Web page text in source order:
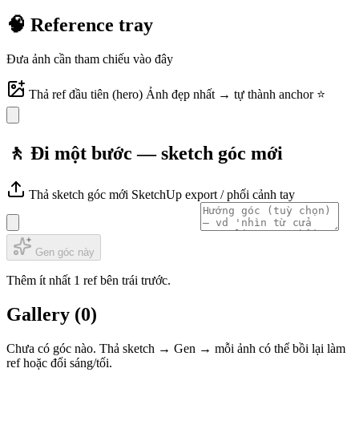
🧠 Reference tray
Đưa ảnh cần tham chiếu vào đây
Thả ref đầu tiên (hero) Ảnh đẹp nhất → tự thành anchor ⭐
🚶 Đi một bước — sketch góc mới
Thả sketch góc mới SketchUp export / phối cảnh tay
Gen góc này
Thêm ít nhất 1 ref bên trái trước.
Gallery (0)
Chưa có góc nào. Thả sketch → Gen → mỗi ảnh có thể bồi lại làm
ref hoặc đổi sáng/tối.